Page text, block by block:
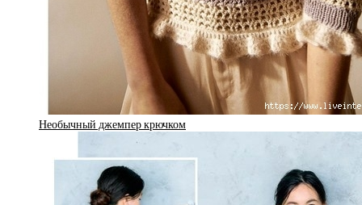
Необычный джемпер крючком